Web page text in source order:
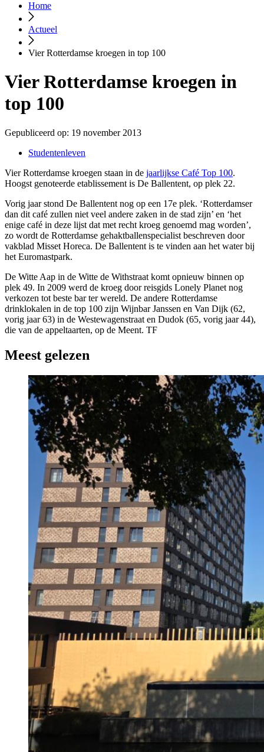
Home
Actueel
Vier Rotterdamse kroegen in top 100
Vier Rotterdamse kroegen in
top 100
Gepubliceerd op: 19 november 2013
Studentenleven
Vier Rotterdamse kroegen staan in de jaarlijkse Café Top 100.
Hoogst genoteerde etablissement is De Ballentent, op plek 22.
Vorig jaar stond De Ballentent nog op een 17e plek. ‘Rotterdamser
dan dit café zullen niet veel andere zaken in de stad zijn’ en ‘het
enige café in deze lijst dat met recht kroeg genoemd mag worden’,
zo wordt de Rotterdamse gehaktballenspecialist beschreven door
vakblad Misset Horeca. De Ballentent is te vinden aan het water bij
het Euromastpark.
De Witte Aap in de Witte de Withstraat komt opnieuw binnen op
plek 49. In 2009 werd de kroeg door reisgids Lonely Planet nog
verkozen tot beste bar ter wereld. De andere Rotterdamse
drinklokalen in de top 100 zijn Wijnbar Janssen en Van Dijk (62,
vorig jaar 63) in de Westewagenstraat en Dudok (65, vorig jaar 44),
die van de appeltaarten, op de Meent. TF
Meest gelezen